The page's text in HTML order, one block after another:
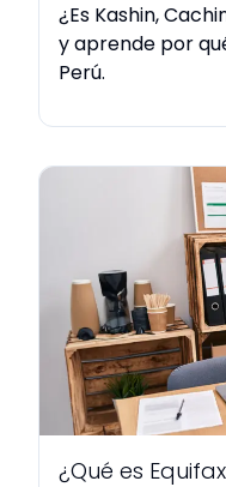
¿Es Kashin,
y aprende por
Perú.
¿Qué es